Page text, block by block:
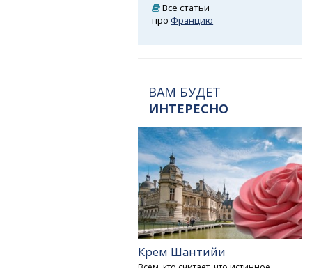
Все статьи
про Францию
ВАМ БУДЕТ
ИНТЕРЕСНО
Крем Шантийи